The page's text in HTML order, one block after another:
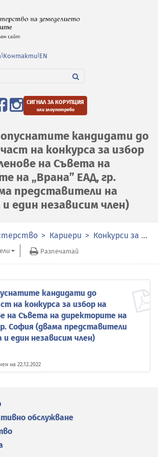
Контакти EN
СИГНАЛ ЗА КОРУПЦИЯ
или злоупотреби
кандидати до
на конкурса за избор
на Съвета на
на „Врана” ЕАД, гр.
представители на
един независим член)
Кариери Конкурси за избор на членове на органите за управление и контрол в публичните предприятия
Разпечатай
кандидати до
на конкурса за избор на
на Съвета на директорите на
София (двама представители
един независим член)
на 22.12.2022
обслужване